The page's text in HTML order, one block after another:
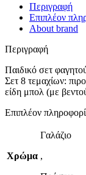
Περιγραφή
Επιπλέον
About brand
Περιγραφή
Παιδικό σετ
Σετ 8 τεμαχίων:
είδη μπολ (με
Επιπλέον
Χρώμα
Γαλάζιο
,